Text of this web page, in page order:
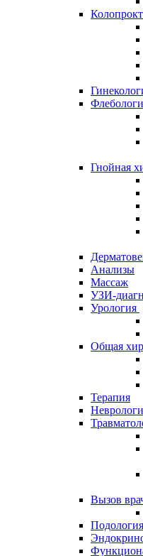
Гнойная
Анализы
Массаж
УЗИ-
Урология
Общая
Терапия
Вызов
Подология